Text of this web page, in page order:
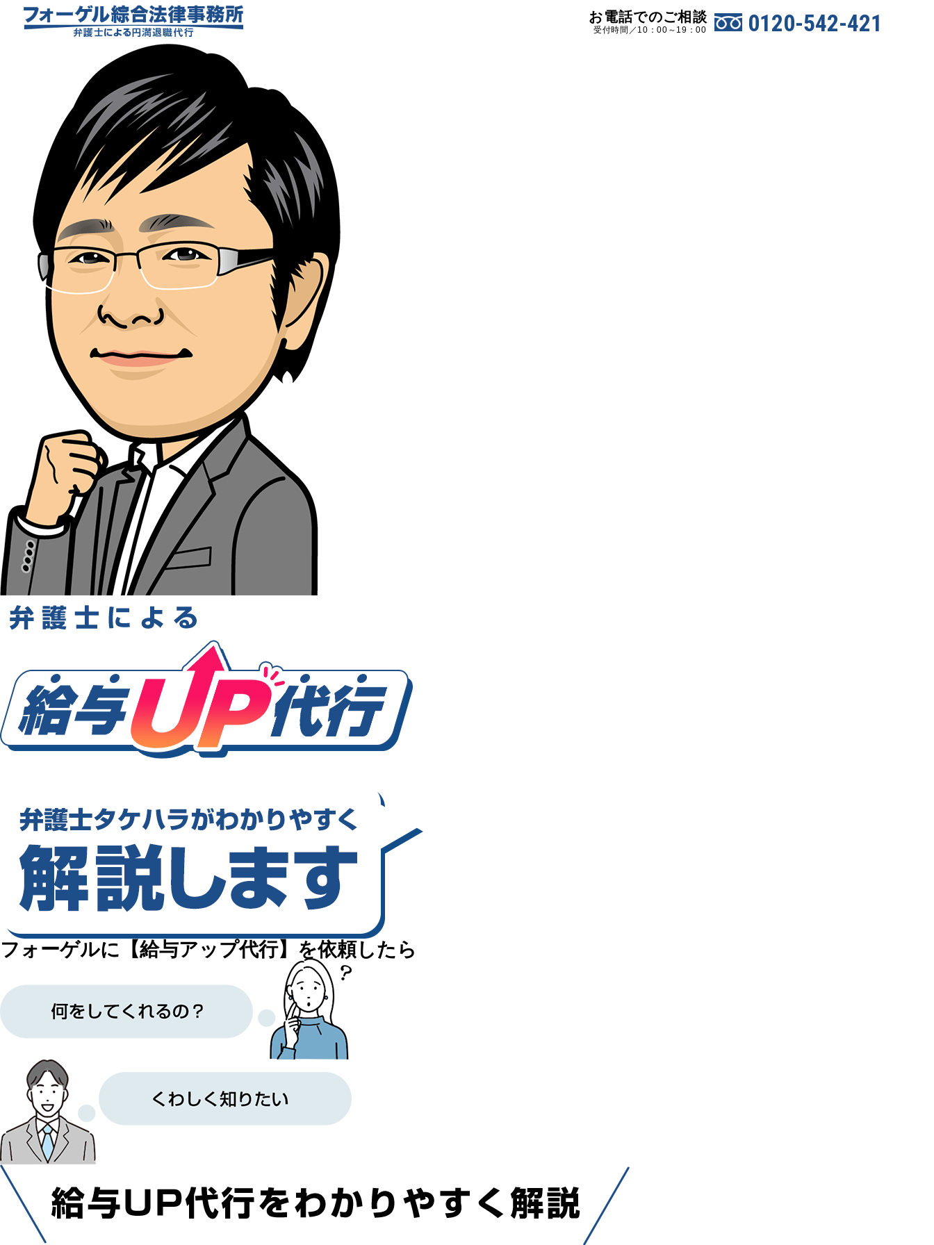
お電話でのご相談
受付時間／10：00～19：00 0120-542-421
フォーゲルに【給与アップ代行】を依頼したら